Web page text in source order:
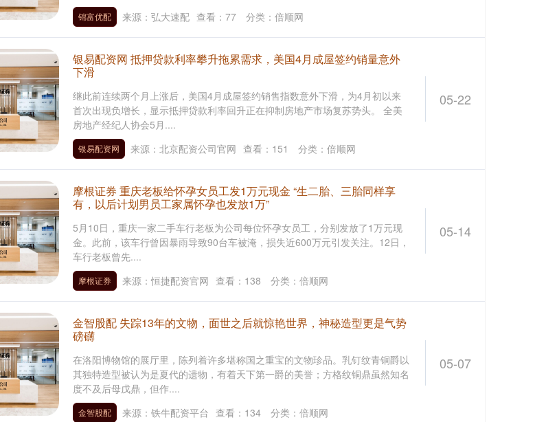
锦富优配 来源：弘大速配 查看： 77 分类： 倍顺网
05-22
银易配资网 抵押贷款利率攀升拖累需求，美国4月成屋签约销量意外
下滑
继此前连续两个月上涨后，美国4月成屋签约销售指数意外下滑，为4月初以来
首次出现负增长，显示抵押贷款利率回升正在抑制房地产市场复苏势头。 全美
房地产经纪人协会5月....
银易配资网 来源：北京配资公司官网 查看： 151 分类： 倍顺网
05-14
摩根证券 重庆老板给怀孕女员工发1万元现金 “生二胎、三胎同样享
有，以后计划男员工家属怀孕也发放1万”
5月10日，重庆一家二手车行老板为公司每位怀孕女员工，分别发放了1万元现
金。此前，该车行曾因暴雨导致90台车被淹，损失近600万元引发关注。12日，
车行老板曾先....
摩根证券 来源：恒捷配资官网 查看： 138 分类： 倍顺网
05-07
金智股配 失踪13年的文物，面世之后就惊艳世界，神秘造型更是气势
磅礴
在洛阳博物馆的展厅里，陈列着许多堪称国之重宝的文物珍品。乳钉纹青铜爵以
其独特造型被认为是夏代的遗物，有着天下第一爵的美誉；方格纹铜鼎虽然知名
度不及后母戊鼎，但作....
金智股配 来源：铁牛配资平台 查看： 134 分类： 倍顺网